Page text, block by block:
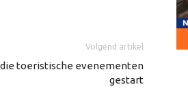
Volgend artikel
toeristische evenementen
gestart